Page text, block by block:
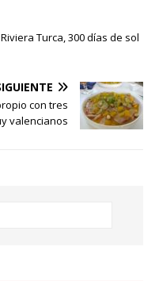
Turca, 300 días de sol
con tres
valencianos